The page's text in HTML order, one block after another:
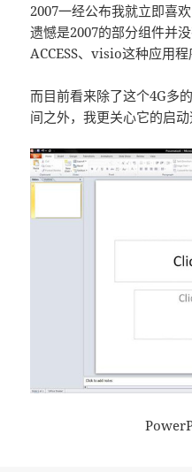
2007一经公布我就立即喜
遗憾是2007的部分组件并
ACCESS、visio这种应用程
而目前看来除了这个4G多
间之外，我更关心它的启动